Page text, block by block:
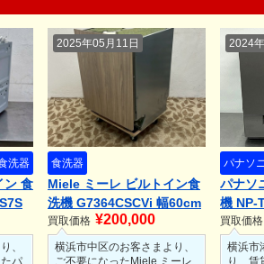
洗器
ン 食
、
パ
2025年05月11日
食洗器
Miele ミーレ ビルトイン食
洗機 G7364CSCVi 幅60cm
PowerDisk搭載AutoDos搭
載
買取価格 ¥200,000
横浜市中区のお客さまより、
ご不要になったMiele ミーレ
2024
パナソ
パナソ
機 NP-
買取価格
横浜市
り、賃